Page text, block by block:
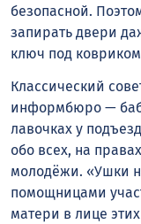
безопасной.
запирать двери
ключ под
Классический
информбюро —
лавочках у
обо всех, на
молодёжи. «Ушки
помощницами
матери в лице